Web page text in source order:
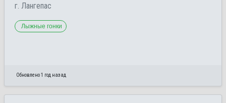
г. Лангепас
Лыжные гонки
Обновлено 1 год назад